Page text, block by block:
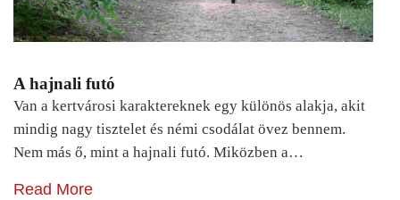
A hajnali futó
Van a kertvárosi karaktereknek egy különös alakja, akit
mindig nagy tisztelet és némi csodálat övez bennem.
Nem más ő, mint a hajnali futó. Miközben a…
Read More